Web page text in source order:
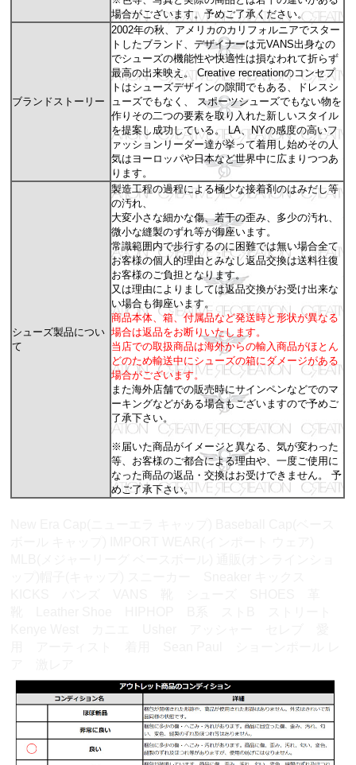
場合がございます。予めご了承ください。
ブランドストーリー
2002年の秋、アメリカのカリフォルニアでスター
トしたブランド、デザイナーは元VANS出身なの
でシューズの機能性や快適性は損なわれて折らず
最高の出来映え。 Creative recreationのコンセプ
トはシューズデザインの隙間でもある、ドレスシ
ューズでもなく、 スポーツシューズでもない物を
作りその二つの要素を取り入れた新しいスタイル
を提案し成功している。 LA、NYの感度の高いフ
ァッションリーダー達が挙って着用し始めその人
気はヨーロッパや日本など世界中に広まりつつあ
ります。
シューズ製品につい
て
製造工程の過程による極少な接着剤のはみだし等
の汚れ、
大変小さな細かな傷、若干の歪み、多少の汚れ、
微小な縫製のずれ等が御座います。
常識範囲内で歩行するのに困難では無い場合全て
お客様の個人的理由とみなし返品交換は送料往復
お客様のご負担となります。
又は理由によりましては返品交換がお受け出来な
い場合も御座います。
商品本体、箱、付属品など発送時と形状が異なる
場合は返品をお断りいたします。
当店での取扱商品は海外からの輸入商品がほとん
どのため輸送中にシューズの箱にダメージがある
場合がございます。
また海外店舗での販売時にサインペンなどでのマ
ーキングなどがある場合もございますので予めご
了承下さい。
※届いた商品がイメージと異なる、気が変わった
等、お客様のご都合による理由や、一度ご使用に
なった商品の返品・交換はお受けできません。 予
めご了承下さい。